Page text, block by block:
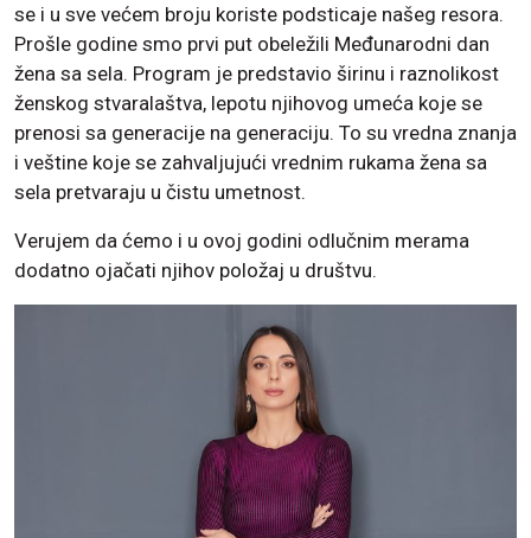
se i u sve većem broju koriste podsticaje našeg resora.
Prošle godine smo prvi put obeležili Međunarodni dan
žena sa sela. Program je predstavio širinu i raznolikost
ženskog stvaralaštva, lepotu njihovog umeća koje se
prenosi sa generacije na generaciju. To su vredna znanja
i veštine koje se zahvaljujući vrednim rukama žena sa
sela pretvaraju u čistu umetnost.
Verujem da ćemo i u ovoj godini odlučnim merama
dodatno ojačati njihov položaj u društvu.